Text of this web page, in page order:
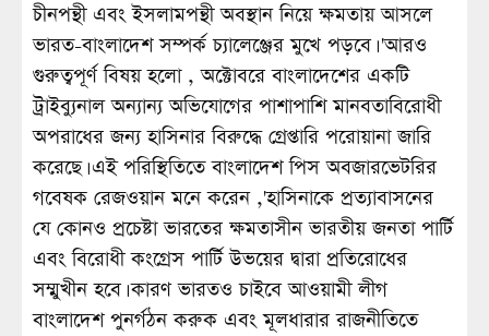
চীনপন্থী এবং ইসলামপন্থী অবস্থান নিয়ে ক্ষমতায় আসলে
ভারত-বাংলাদেশ সম্পর্ক চ্যালেঞ্জের মুখে পড়বে। 'আরও
গুরুত্বপূর্ণ বিষয় হলো , অক্টোবরে বাংলাদেশের একটি
ট্রাইব্যুনাল অন্যান্য অভিযোগের পাশাপাশি মানবতাবিরোধী
অপরাধের জন্য হাসিনার বিরুদ্ধে গ্রেপ্তারি পরোয়ানা জারি
করেছে। এই পরিস্থিতিতে বাংলাদেশ পিস অবজারভেটরির
গবেষক রেজওয়ান মনে করেন ,'হাসিনাকে প্রত্যাবাসনের
যে কোনও প্রচেষ্টা ভারতের ক্ষমতাসীন ভারতীয় জনতা পার্টি
এবং বিরোধী কংগ্রেস পার্টি উভয়ের দ্বারা প্রতিরোধের
সম্মুখীন হবে। কারণ ভারতও চাইবে আওয়ামী লীগ
বাংলাদেশ পুনর্গঠন করুক এবং মূলধারার রাজনীতিতে